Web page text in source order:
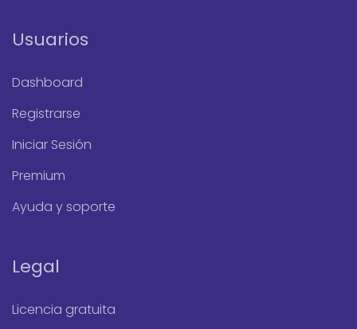
Usuarios
Dashboard
Registrarse
Iniciar Sesión
Premium
Ayuda y soporte
Legal
Licencia gratuita